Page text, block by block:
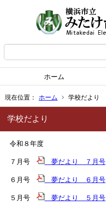
ホーム
現在位置： ホーム 学校だより
学校だより
令和８年度
７月号 夢だより ７月号
６月号 夢だより ６月号
５月号 夢だより ５月号